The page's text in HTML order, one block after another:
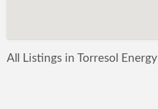
All Listings in Torresol Energy